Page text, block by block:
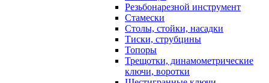
Резьбонарезной инструмент
Стамески
Столы, стойки, насадки
Тиски, струбцины
Топоры
Трещотки, динамометрические
ключи, воротки